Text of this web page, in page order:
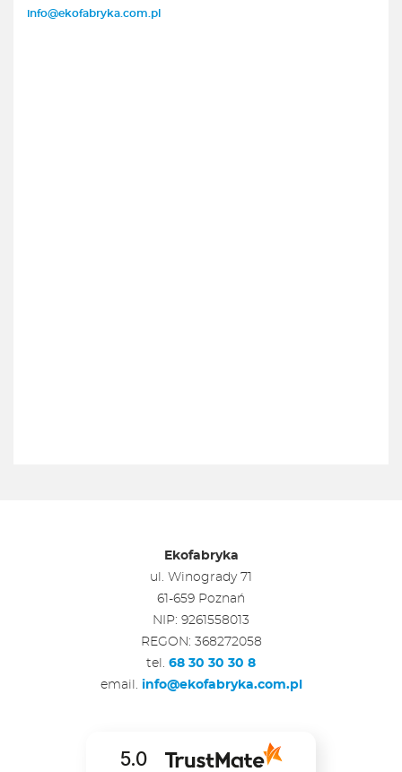
info@ekofabryka.com.pl
Ekofabryka
ul. Winogrady 71
61-659 Poznań
NIP: 9261558013
REGON: 368272058
tel. 68 30 30 30 8
email. info@ekofabryka.com.pl
5.0